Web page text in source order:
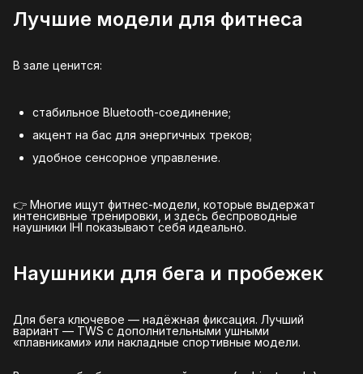
Лучшие модели для фитнеса
В зале ценится:
стабильное Bluetooth-соединение;
акцент на бас для энергичных треков;
удобное сенсорное управление.
👉 Многие ищут фитнес-модели, которые выдержат
интенсивные тренировки, и здесь беспроводные
наушники IHI показывают себя идеально.
Наушники для бега и пробежек
Для бега ключевое — надёжная фиксация. Лучший
вариант — TWS с дополнительными ушными
«плавниками» или накладные спортивные модели.